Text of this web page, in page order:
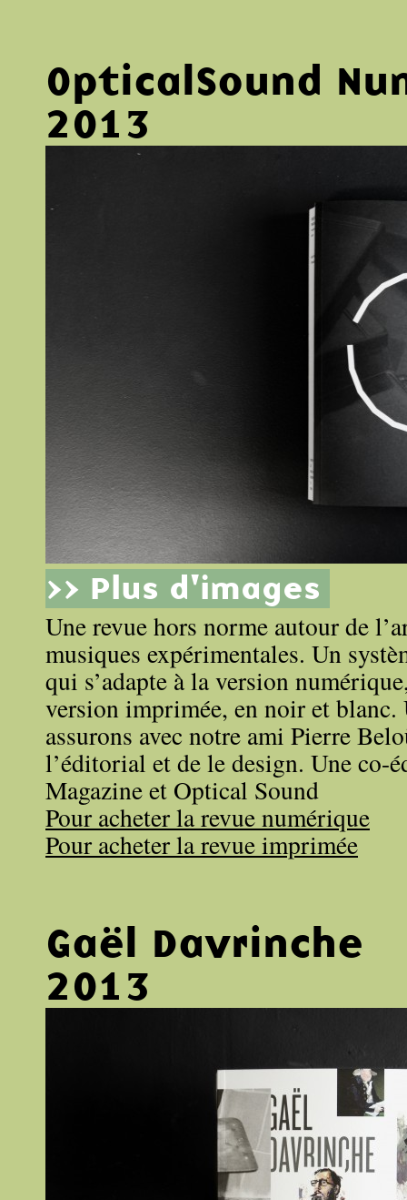
OpticalSound
2013
>> Plus d'images
Une revue hors norme autour de
musiques expérimentales. Un
qui s’adapte à la version
version imprimée, en noir et
assurons avec notre ami Pierre
l’éditorial et de le design. Une
Magazine et Optical Sound
Pour acheter la revue numérique
Pour acheter la revue imprimée
Gaël Davrinche
2013